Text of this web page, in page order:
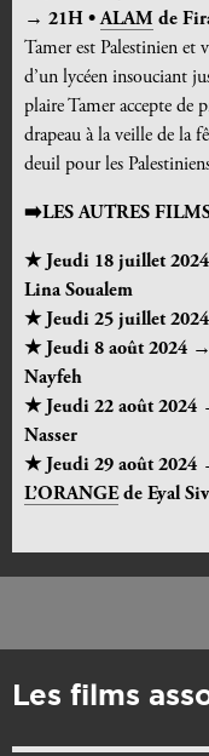
→ 21H •ALAM de
Tamer est Palestinien et
d’un lycéen insouciant
plaire Tamer accepte de
drapeau à la veille de la
deuil pour les
➡️LES AUTRES
★ Jeudi 18 juillet
Lina Soualem
★ Jeudi 25 juillet
★ Jeudi 8 août 2024
Nayfeh
★ Jeudi 22 août 2024
Nasser
★ Jeudi 29 août 2024
L’ORANGEde Eyal
Les films